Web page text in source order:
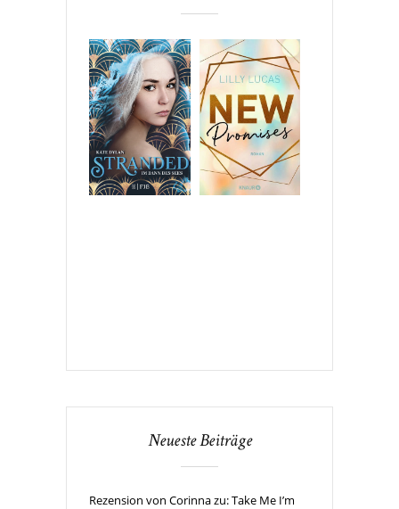
Neueste Beiträge
Rezension von Corinna zu: Take Me I’m